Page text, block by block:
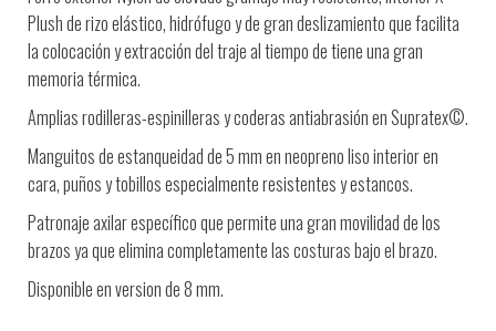
Plush de rizo elástico, hidrófugo y de gran deslizamiento que facilita
la colocación y extracción del traje al tiempo de tiene una gran
memoria térmica.
Amplias rodilleras-espinilleras y coderas antiabrasión en Supratex©.
Manguitos de estanqueidad de 5 mm en neopreno liso interior en
cara, puños y tobillos especialmente resistentes y estancos.
Patronaje axilar específico que permite una gran movilidad de los
brazos ya que elimina completamente las costuras bajo el brazo.
Disponible en version de 8 mm.